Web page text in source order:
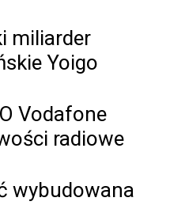
miliarder
Yoigo
Vodafone
radiowe
wybudowana